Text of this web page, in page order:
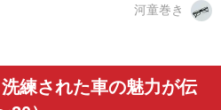
河童巻き
練された車の魅力が伝